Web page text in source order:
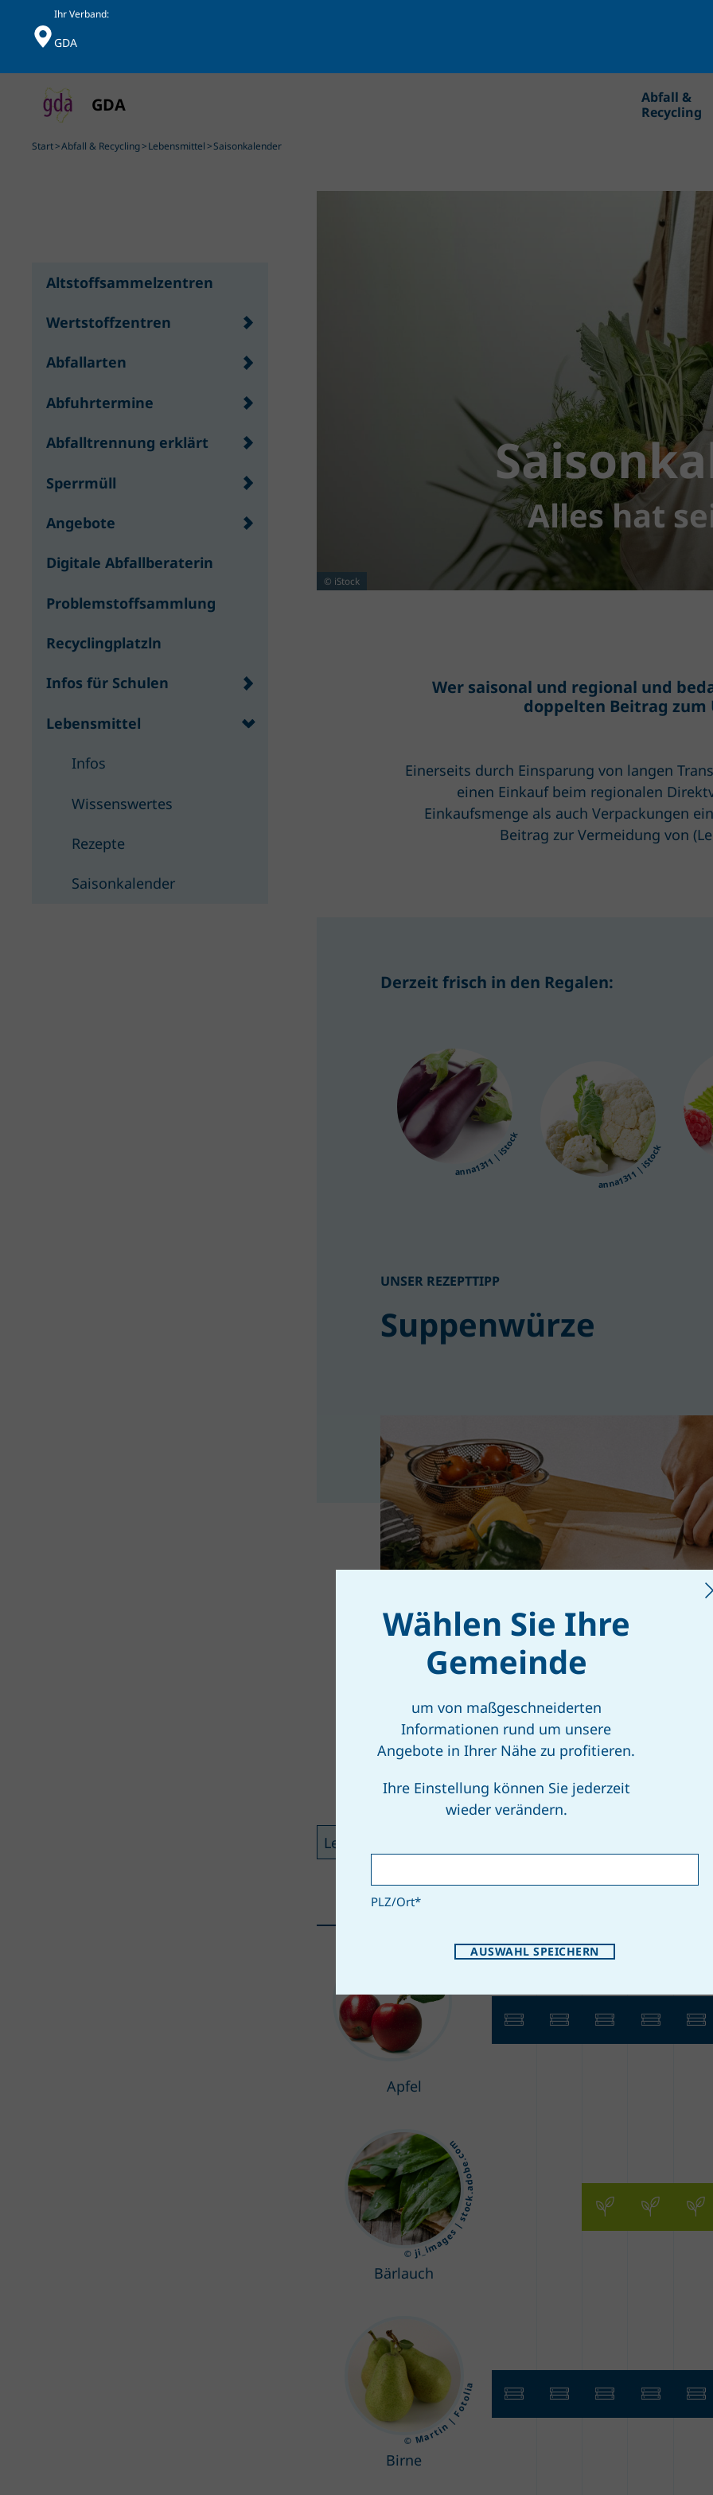
Skip to main content
Ihr Verband:
GDA
Abfall &
Recycling
Start Abfall & Recycling Lebensmittel Saisonkalender
Altstoffsammelzentren
Wertstoffzentren
Abfallarten
Abfuhrtermine
Abfalltrennung erklärt
Sperrmüll
Angebote
Digitale Abfallberaterin
Problemstoffsammlung
Recyclingplatzln
Infos für Schulen
Lebensmittel
Infos
Wissenswertes
Rezepte
Saisonkalender
© iStock
Alles hat
Wer saisonal und regional und
doppelten Beitrag zum
Einerseits durch Einsparung von langen
einen Einkauf beim regionalen
Einkaufsmenge als auch Verpackungen
Beitrag zur Vermeidung von
Derzeit frisch in den Regalen:
anna1311 | iStock anna1311 | iStock
UNSER REZEPTTIPP
Suppenwürze
Apfel
© ji_images | stock.adobe.com
Bärlauch
© Martin | Fotolia
Birne
Wählen Sie Ihre
Gemeinde
um von maßgeschneiderten
Informationen rund um unsere
Angebote in Ihrer Nähe zu profitieren.
Ihre Einstellung können Sie jederzeit
wieder verändern.
PLZ/Ort*
AUSWAHL SPEICHERN